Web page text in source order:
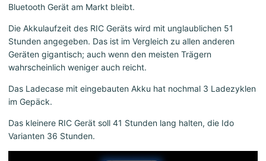
Bluetooth Gerät am Markt bleibt.
Die Akkulaufzeit des RIC Geräts wird mit unglaublichen 51
Stunden angegeben. Das ist im Vergleich zu allen anderen
Geräten gigantisch; auch wenn den meisten Trägern
wahrscheinlich weniger auch reicht.
Das Ladecase mit eingebauten Akku hat nochmal 3 Ladezyklen
im Gepäck.
Das kleinere RIC Gerät soll 41 Stunden lang halten, die Ido
Varianten 36 Stunden.